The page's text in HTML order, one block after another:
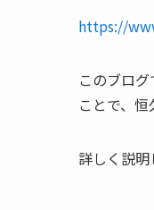
https://
このブロ
ことで、
詳しく説明